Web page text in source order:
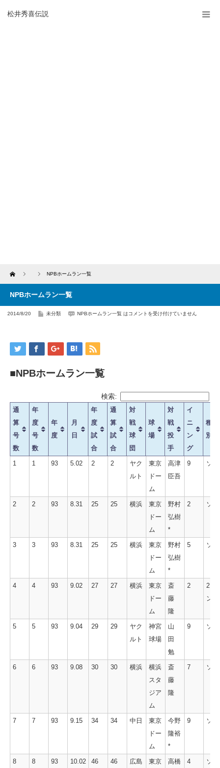
松井秀喜伝説
Home NPBホームラン一覧
NPBホームラン一覧
2014/8/20 未分類 NPBホームラン一覧 はコメントを受け付けていません
■NPBホームラン一覧
検索:
通
算
号
数
年
度
号
数
年
度
月
日
年
度
試
合
通
算
試
合
対
戦
球
団
球
場
対
戦
投
手
イ
ニ
ン
グ
種
別
通
数
年
数
年
月
年
合
通
合
対
戦
団
球
場
対
戦
手
イ
グ
種
1 1 93 5.02 2 2
ヤク
ルト
東京
ドー
ム
高津
臣吾
9 ソロ
2 2 93 8.31 25 25 横浜
東京
ドー
ム
野村
弘樹
*
2 ソロ
3 3 93 8.31 25 25 横浜
東京
ドー
ム
野村
弘樹
*
5 ソロ
4 4 93 9.02 27 27 横浜
東京
ドー
ム
斎
藤
隆
2
2ラ
ン
5 5 93 9.04 29 29
ヤク
ルト
神宮
球場
山
田
勉
9 ソロ
6 6 93 9.08 30 30 横浜
横浜
スタ
ジア
ム
斎
藤
隆
7 ソロ
7 7 93 9.15 34 34 中日
東京
ドー
ム
今野
隆裕
*
9 ソロ
8 8 93 10.02 46 46 広島
東京
高橋
4 ソロ